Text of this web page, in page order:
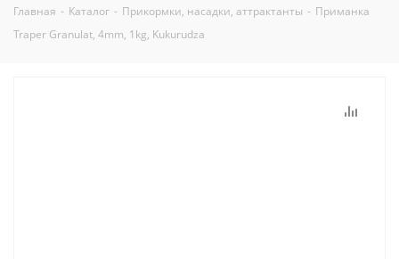
Главная - Каталог - Прикормки, насадки, аттрактанты - Приманка
Traper Granulat, 4mm, 1kg, Kukurudza